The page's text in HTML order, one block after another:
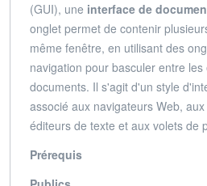
(GUI), une interface de
onglet permet de contenir
même fenêtre, en utilisant des
navigation pour basculer entre les
documents. Il s'agit d'un style
associé aux navigateurs Web,
éditeurs de texte et aux volets de
Prérequis